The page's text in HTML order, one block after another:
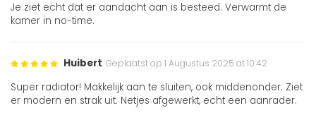
Je ziet echt dat er aandacht aan is besteed. Verwarmt de
kamer in no-time.
Huibert Geplaatst op 1 Augustus 2025 at 10:42
Super radiator! Makkelijk aan te sluiten, ook middenonder. Ziet
er modern en strak uit. Netjes afgewerkt, echt een aanrader.